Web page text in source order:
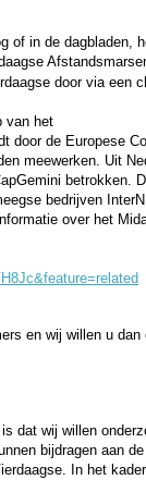
of in de dagbladen,
door via een
van het
door de Europese
meewerken. Uit
betrokken.
bedrijven
over het
en wij willen u
dat wij willen
bijdragen aan
In het